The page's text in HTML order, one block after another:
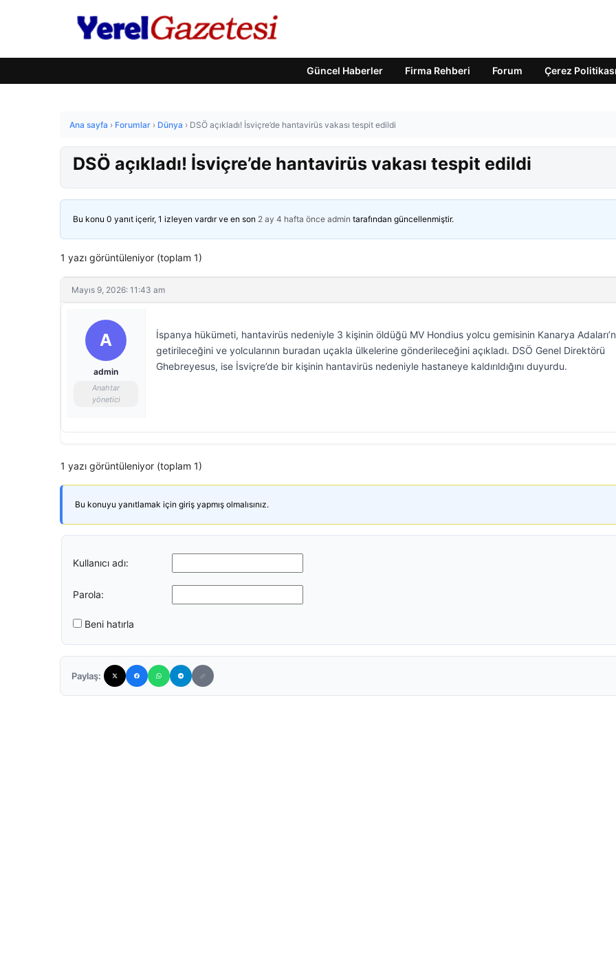
Güncel Haberler Firma Rehberi Forum Çerez Politikası
Ana sayfa › Forumlar › Dünya › DSÖ açıkladı! İsviçre’de hantavirüs vakası tespit edildi
DSÖ açıkladı! İsviçre’de hantavirüs vakası tespit edildi
Bu konu 0 yanıt içerir, 1 izleyen vardır ve en son 2 ay 4 hafta önce admin tarafından güncellenmiştir.
1 yazı görüntüleniyor (toplam 1)
Mayıs 9, 2026: 11:43 am
A
admin
Anahtar
yönetici
İspanya hükümeti, hantavirüs nedeniyle 3 kişinin öldüğü MV Hondius yolcu gemisinin Kanarya
getirileceğini ve yolcularının buradan uçakla ülkelerine gönderileceğini açıkladı. DSÖ Genel Direktörü
Ghebreyesus, ise İsviçre’de bir kişinin hantavirüs nedeniyle hastaneye kaldırıldığını duyurdu.
1 yazı görüntüleniyor (toplam 1)
Bu konuyu yanıtlamak için giriş yapmış olmalısınız.
Kullanıcı adı:
Parola:
Beni hatırla
Paylaş: